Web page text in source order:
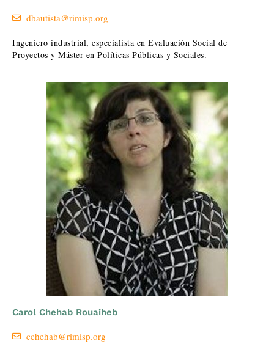
dbautista@rimisp.org
Ingeniero industrial, especialista en Evaluación Social de
Proyectos y Máster en Políticas Públicas y Sociales.
Carol Chehab Rouaiheb
cchehab@rimisp.org